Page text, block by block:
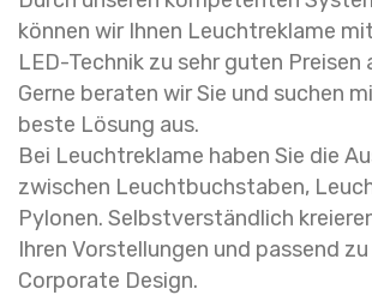
können wir Ihnen Leuchtreklame
LED-Technik zu sehr guten Preisen
Gerne beraten wir Sie und suchen
beste Lösung aus.
Bei Leuchtreklame haben Sie die
zwischen Leuchtbuchstaben,
Pylonen. Selbstverständlich
Ihren Vorstellungen und passend
Corporate Design.